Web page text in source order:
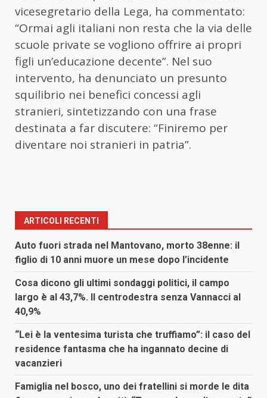
vicesegretario della Lega, ha commentato:
“Ormai agli italiani non resta che la via delle
scuole private se vogliono offrire ai propri
figli un’educazione decente”. Nel suo
intervento, ha denunciato un presunto
squilibrio nei benefici concessi agli
stranieri, sintetizzando con una frase
destinata a far discutere: “Finiremo per
diventare noi stranieri in patria”.
ARTICOLI RECENTI
Auto fuori strada nel Mantovano, morto 38enne: il
figlio di 10 anni muore un mese dopo l’incidente
Cosa dicono gli ultimi sondaggi politici, il campo
largo è al 43,7%. Il centrodestra senza Vannacci al
40,9%
“Lei è la ventesima turista che truffiamo”: il caso del
residence fantasma che ha ingannato decine di
vacanzieri
Famiglia nel bosco, uno dei fratellini si morde le dita